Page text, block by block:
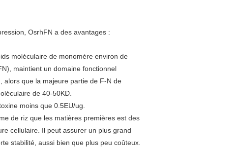
OsrhFN a des avantages :
moléculaire de monomère environ de
maintient un domaine fonctionnel
alors que la majeure partie de F-N de
de 40-50KD.
moins que 0.5EU/ug.
de riz que les matières premières est des
cellulaire. Il peut assurer un plus grand
stabilité, aussi bien que plus peu coûteux.